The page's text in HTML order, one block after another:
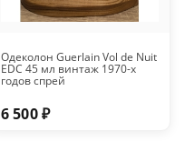
Одеколон Guerlain Vol de Nuit
EDC 45 мл винтаж 1970-х
годов спрей
6 500 ₽